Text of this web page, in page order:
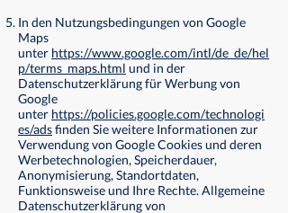
In den Nutzungsbedingungen von Google
Maps
unter https://www.google.com/intl/de_de/hel
p/terms_maps.html und in der
Datenschutzerklärung für Werbung von
Google
unter https://policies.google.com/technologi
es/adsfinden Sie weitere Informationen zur
Verwendung von Google Cookies und deren
Werbetechnologien, Speicherdauer,
Anonymisierung, Standortdaten,
Funktionsweise und Ihre Rechte. Allgemeine
Datenschutzerklärung von